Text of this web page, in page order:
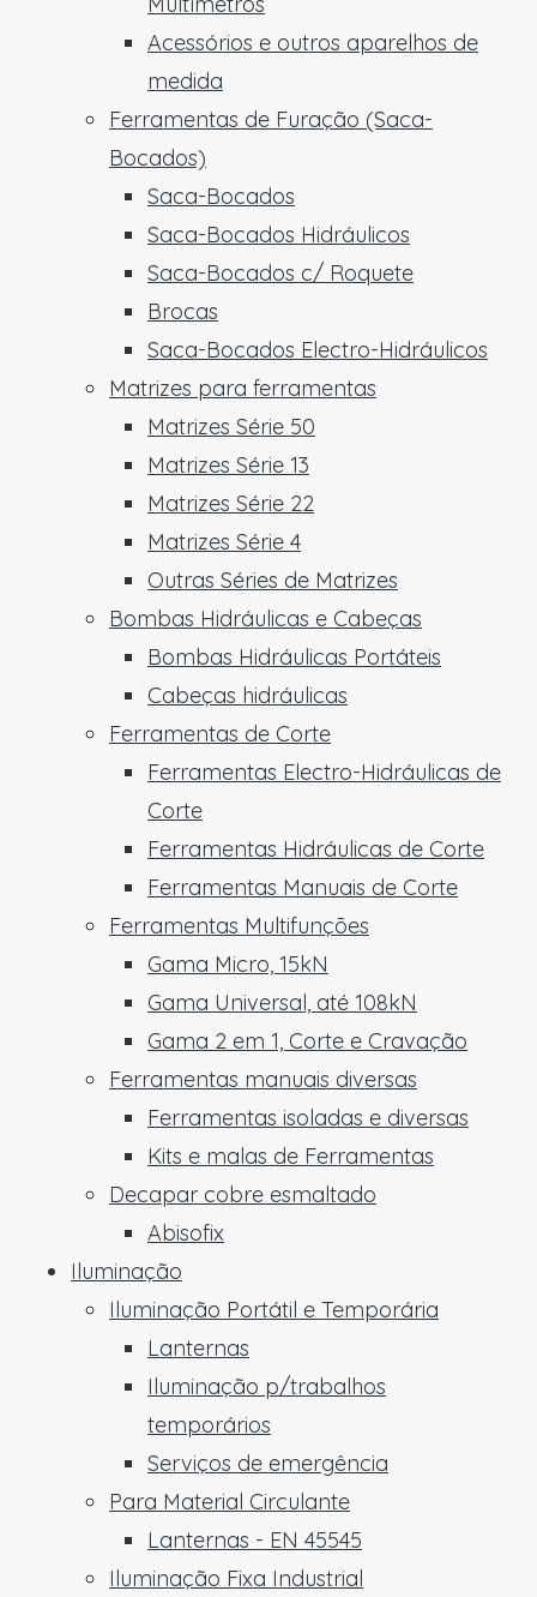
Acessórios e outros aparelhos de
medida
Ferramentas de Furação (Saca-
Bocados)
Saca-Bocados
Saca-Bocados Hidráulicos
Saca-Bocados c/ Roquete
Brocas
Saca-Bocados Electro-Hidráulicos
Matrizes para ferramentas
Matrizes Série 50
Matrizes Série 13
Matrizes Série 22
Matrizes Série 4
Outras Séries de Matrizes
Bombas Hidráulicas e Cabeças
Bombas Hidráulicas Portáteis
Cabeças hidráulicas
Ferramentas de Corte
Ferramentas Electro-Hidráulicas de
Corte
Ferramentas Hidráulicas de Corte
Ferramentas Manuais de Corte
Ferramentas Multifunções
Gama Micro, 15kN
Gama Universal, até 108kN
Gama 2 em 1, Corte e Cravação
Ferramentas manuais diversas
Ferramentas isoladas e diversas
Kits e malas de Ferramentas
Decapar cobre esmaltado
Abisofix
Iluminação
Iluminação Portátil e Temporária
Lanternas
Iluminação p/trabalhos
temporários
Serviços de emergência
Para Material Circulante
Lanternas - EN 45545
Iluminação Fixa Industrial